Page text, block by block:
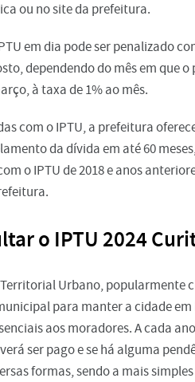
ou no site da prefeitura.
em dia pode ser penalizado
dependendo do mês em que
à taxa de 1% ao mês.
com o IPTU, a prefeitura
da dívida em até 60
o IPTU de 2018 e anos
o IPTU 2024
Urbano,
para manter a cidade
aos moradores. A cada
ser pago e se há alguma
formas, sendo a mais